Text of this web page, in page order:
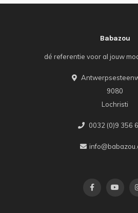
Babazou
dé referentie voor al jouw
9080
Lochristi
0032 (0)9 356